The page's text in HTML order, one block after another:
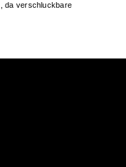
da verschluckbare